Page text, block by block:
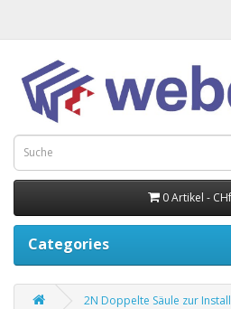
0 Artikel -
Categories
2N Doppelte Säule zur